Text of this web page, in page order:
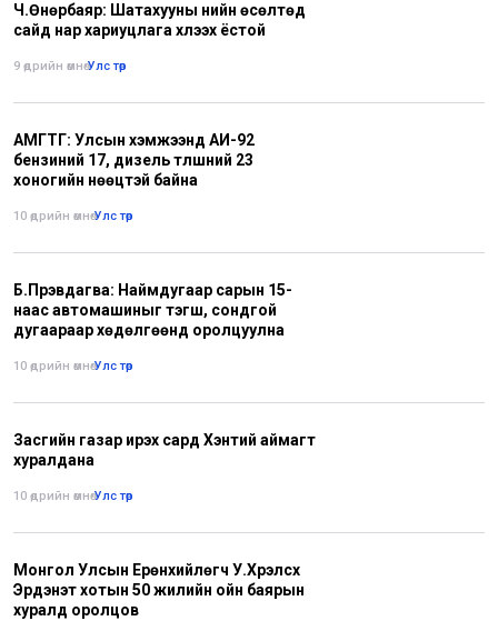
Ч.Өнөрбаяр: Шатахууны үнийн өсөлтөд
сайд нар хариуцлага хүлээх ёстой
9 өдрийн өмнө•Улс төр
АМГТГ: Улсын хэмжээнд АИ-92
бензиний 17, дизель түлшний 23
хоногийн нөөцтэй байна
10 өдрийн өмнө•Улс төр
Б.Пүрэвдагва: Наймдугаар сарын 15-
наас автомашиныг тэгш, сондгой
дугаараар хөдөлгөөнд оролцуулна
10 өдрийн өмнө•Улс төр
Засгийн газар ирэх сард Хэнтий аймагт
хуралдана
10 өдрийн өмнө•Улс төр
Монгол Улсын Ерөнхийлөгч У.Хүрэлсүх
Эрдэнэт хотын 50 жилийн ойн баярын
хуралд оролцов